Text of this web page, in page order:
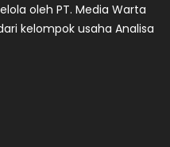
oleh PT. Media Warta
kelompok usaha Analisa